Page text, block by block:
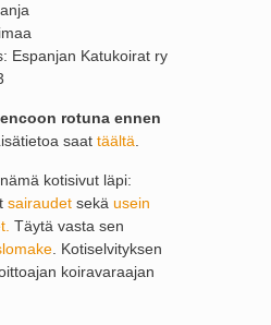
Espanjan Katukoirat ry
rotuna ennen
saat täältä
kotisivut läpi:
sairaudet sekä usein
Täytä vasta sen
. Kotiselvityksen
koiravaraajan